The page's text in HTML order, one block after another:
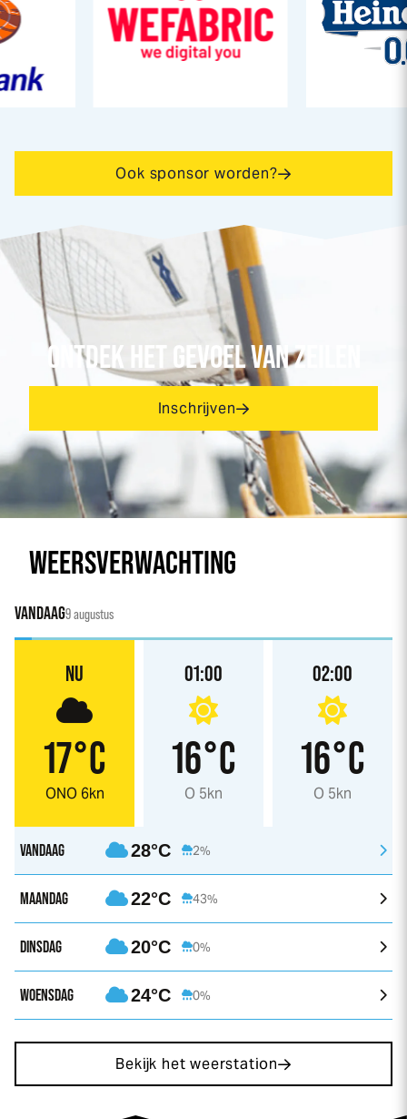
Ook sponsor worden?
ONTDEK HET GEVOEL VAN ZEILEN
Inschrijven
WEERSVERWACHTING
VANDAAG9 augustus
NU
17°C
ONO 6kn
01:00
16°C
O 5kn
02:00
16°C
O 5kn
VANDAAG 28°C 2%
MAANDAG 22°C 43%
DINSDAG 20°C 0%
WOENSDAG 24°C 0%
Bekijk het weerstation